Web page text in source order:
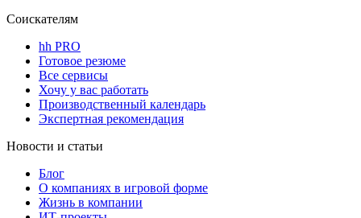
Соискателям
hh PRO
Готовое резюме
Все сервисы
Хочу у вас работать
Производственный календарь
Экспертная рекомендация
Новости и статьи
Блог
О компаниях в игровой форме
Жизнь в компании